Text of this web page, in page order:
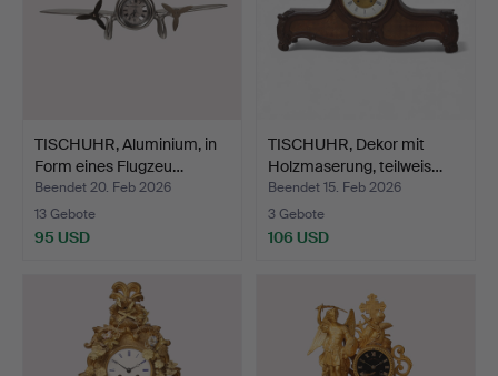
TISCHUHR, Aluminium, in
Form eines Flugzeu…
Beendet 20. Feb 2026
13 Gebote
95 USD
TISCHUHR, Dekor mit
Holzmaserung, teilweis…
Beendet 15. Feb 2026
3 Gebote
106 USD